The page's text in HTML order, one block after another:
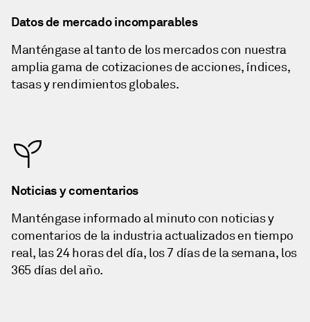
Datos de mercado incomparables
Manténgase al tanto de los mercados con nuestra
amplia gama de cotizaciones de acciones, índices,
tasas y rendimientos globales.
Noticias y comentarios
Manténgase informado al minuto con noticias y
comentarios de la industria actualizados en tiempo
real, las 24 horas del día, los 7 días de la semana, los
365 días del año.